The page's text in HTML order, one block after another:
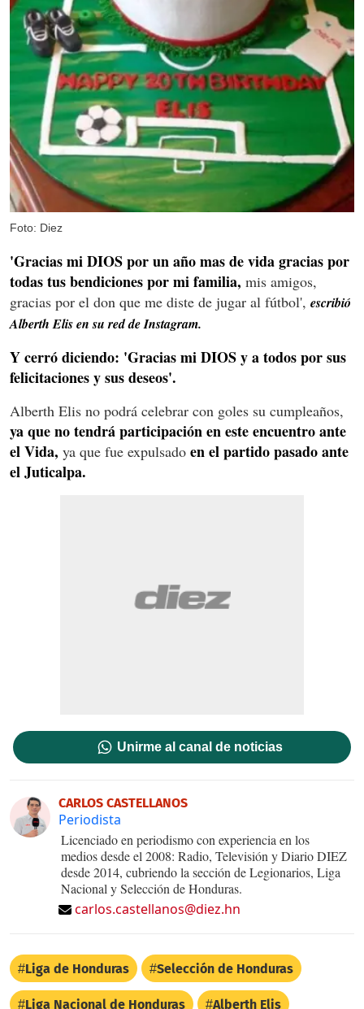
Foto: Diez
'Gracias mi DIOS por un año mas de vida gracias por
todas tus bendiciones por mi familia, mis amigos,
gracias por el don que me diste de jugar al fútbol', escribió
Alberth Elis en su red de Instagram.
Y cerró diciendo: 'Gracias mi DIOS y a todos por sus
felicitaciones y sus deseos'.
Alberth Elis no podrá celebrar con goles su cumpleaños,
ya que no tendrá participación en este encuentro ante
el Vida, ya que fue expulsado en el partido pasado ante
el Juticalpa.
Unirme al canal de noticias
CARLOS CASTELLANOS
Periodista
Licenciado en periodismo con experiencia en los
medios desde el 2008: Radio, Televisión y Diario DIEZ
desde 2014, cubriendo la sección de Legionarios, Liga
Nacional y Selección de Honduras.
carlos.castellanos@diez.hn
Liga de Honduras Selección de Honduras
Liga Nacional de Honduras Alberth Elis